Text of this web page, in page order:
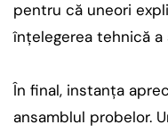
pentru că uneori
înțelegerea tehnică a
În final, instanța
ansamblul probelor.